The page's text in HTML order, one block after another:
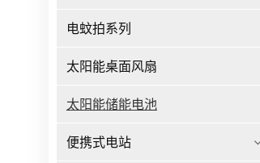
电蚊拍系列
太阳能桌面风扇
太阳能储能电池
便携式电站